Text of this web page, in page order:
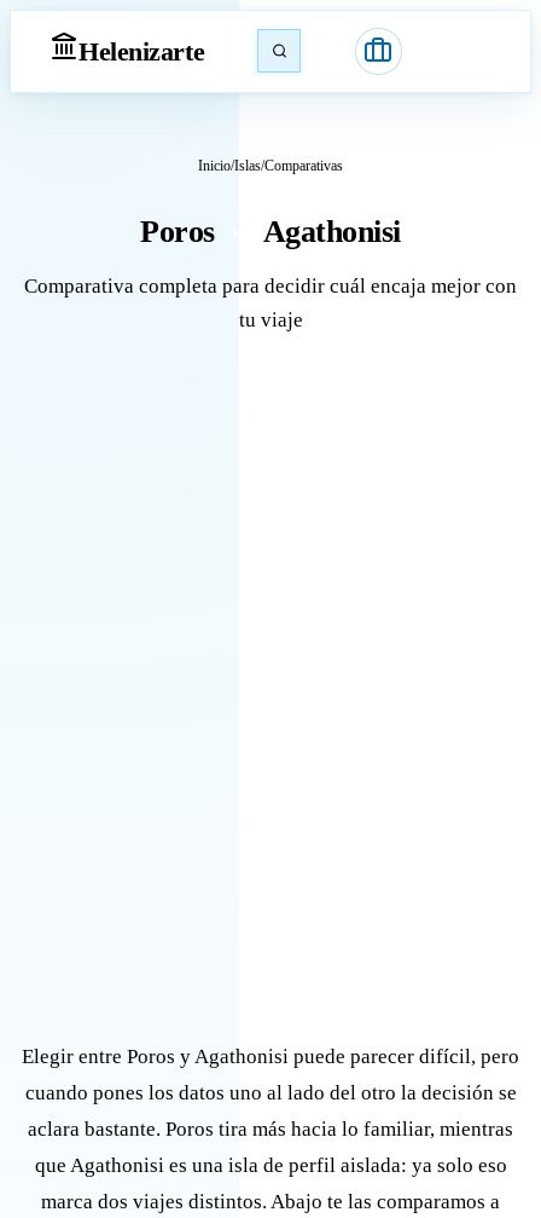
Helenizarte
Inicio/Islas/Comparativas
Poros Agathonisi
Comparativa completa para decidir cuál encaja mejor con
tu viaje
Elegir entre Poros y Agathonisi puede parecer difícil, pero
cuando pones los datos uno al lado del otro la decisión se
aclara bastante. Poros tira más hacia lo familiar, mientras
que Agathonisi es una isla de perfil aislada: ya solo eso
marca dos viajes distintos. Abajo te las comparamos a